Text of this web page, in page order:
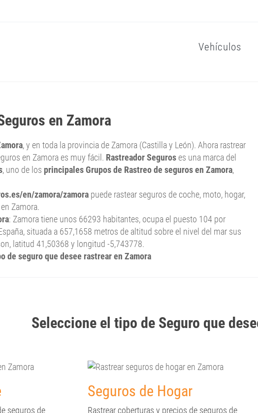
Vehículos
en Zamora
, y en toda la provincia de Zamora (Castilla y León). Ahora rastrear
en Zamora es muy fácil. Rastreador Seguros es una marca del
, uno de los principales Grupos de Rastreo de seguros en Zamora,
en/zamora/zamora puede rastear seguros de coche, moto, hogar,
Zamora.
: Zamora tiene unos 66293 habitantes, ocupa el puesto 104 por
situada a 657,1658 metros de altitud sobre el nivel del mar sus
latitud 41,50368 y longitud -5,743778.
de seguro que desee rastrear en Zamora
Seleccione el tipo de Seguro que
seguros de
Seguros de Hogar
Rastrear coberturas y precios de seguros de